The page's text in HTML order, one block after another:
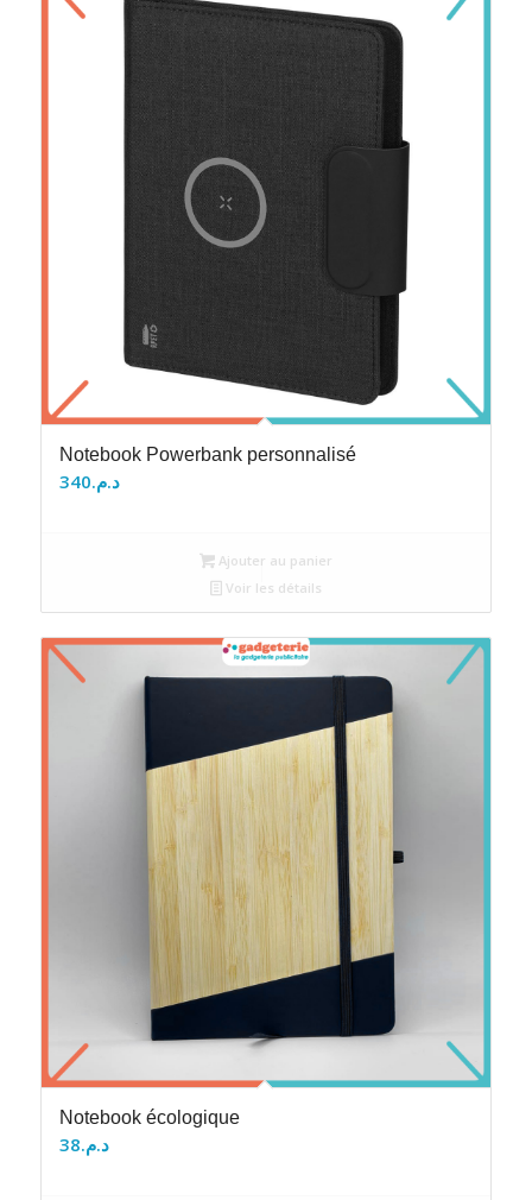
Notebook Powerbank personnalisé
د.م.340
Ajouter au panier
Voir les détails
Notebook écologique
د.م.38